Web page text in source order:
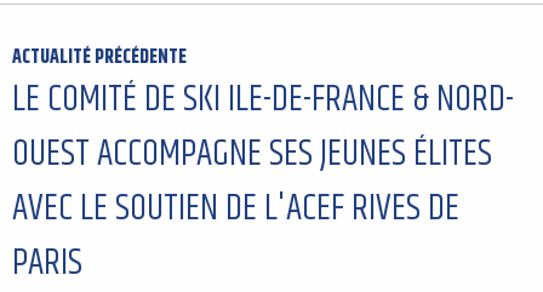
ACTUALITÉ PRÉCÉDENTE
LE COMITÉ DE SKI ILE-DE-FRANCE & NORD-
OUEST ACCOMPAGNE SES JEUNES ÉLITES
AVEC LE SOUTIEN DE L'ACEF RIVES DE
PARIS